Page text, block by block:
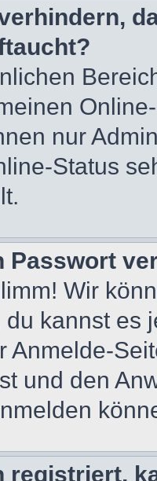
nur
Status
Passwort
Wir
kannst es
Anmelde-
und den
registriert,